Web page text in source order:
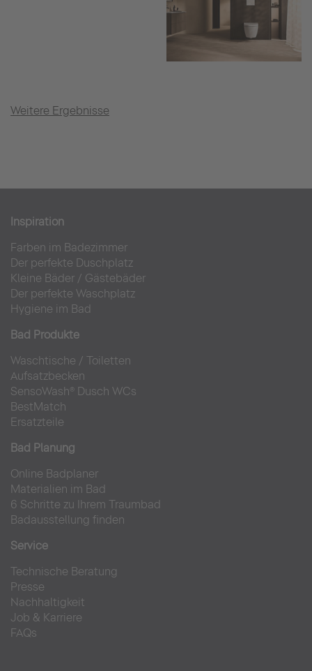
Weitere Ergebnisse
Inspiration
Farben im Badezimmer
Der perfekte Duschplatz
Kleine Bäder / Gästebäder
Der perfekte Waschplatz
Hygiene im Bad
Bad Produkte
Waschtische / Toiletten
Aufsatzbecken
SensoWash® Dusch WCs
BestMatch
Ersatzteile
Bad Planung
Online Badplaner
Materialien im Bad
6 Schritte zu Ihrem Traumbad
Badausstellung finden
Service
Technische Beratung
Presse
Nachhaltigkeit
Job & Karriere
FAQs